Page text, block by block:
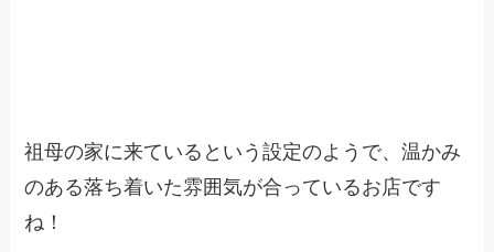
祖母の家に来ているという設定のようで、温かみ
のある落ち着いた雰囲気が合っているお店です
ね！